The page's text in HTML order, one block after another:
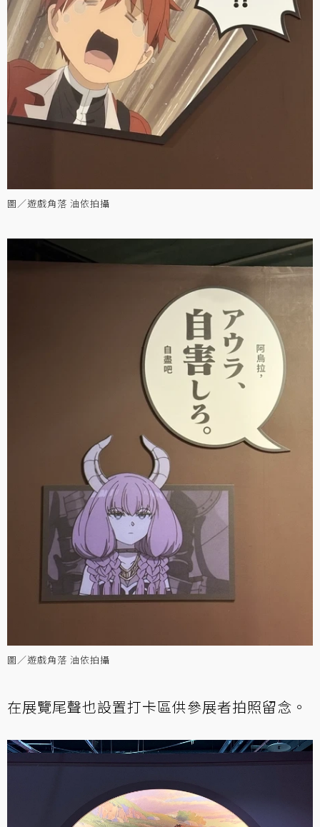
圖／遊戲角落 油依拍攝
圖／遊戲角落 油依拍攝
在展覽尾聲也設置打卡區供參展者拍照留念。